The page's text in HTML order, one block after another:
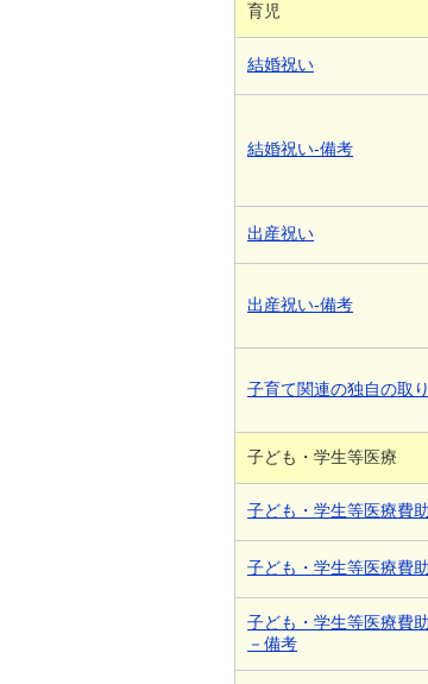
育児
結婚祝い
結婚祝い-備考
出産祝い
出産祝い-備考
子育て関連の独自の取
子ども・学生等医療
子ども・学生等医療費
子ども・学生等医療費
子ども・学生等医療費
－備考